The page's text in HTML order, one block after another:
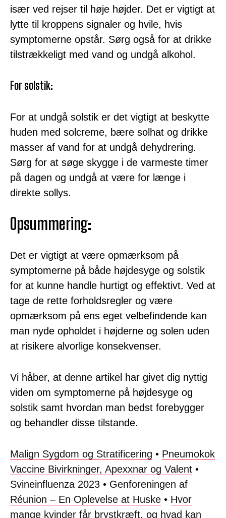
især ved rejser til høje højder. Det er vigtigt at
lytte til kroppens signaler og hvile, hvis
symptomerne opstår. Sørg også for at drikke
tilstrækkeligt med vand og undgå alkohol.
For solstik:
For at undgå solstik er det vigtigt at beskytte
huden med solcreme, bære solhat og drikke
masser af vand for at undgå dehydrering.
Sørg for at søge skygge i de varmeste timer
på dagen og undgå at være for længe i
direkte sollys.
Opsummering:
Det er vigtigt at være opmærksom på
symptomerne på både højdesyge og solstik
for at kunne handle hurtigt og effektivt. Ved at
tage de rette forholdsregler og være
opmærksom på ens eget velbefindende kan
man nyde opholdet i højderne og solen uden
at risikere alvorlige konsekvenser.
Vi håber, at denne artikel har givet dig nyttig
viden om symptomerne på højdesyge og
solstik samt hvordan man bedst forebygger
og behandler disse tilstande.
Malign Sygdom og Stratificering • Pneumokok
Vaccine Bivirkninger, Apexxnar og Valent •
Svineinfluenza 2023 • Genforeningen af
Réunion – En Oplevelse at Huske • Hvor
mange kvinder får brystkræft, og hvad kan